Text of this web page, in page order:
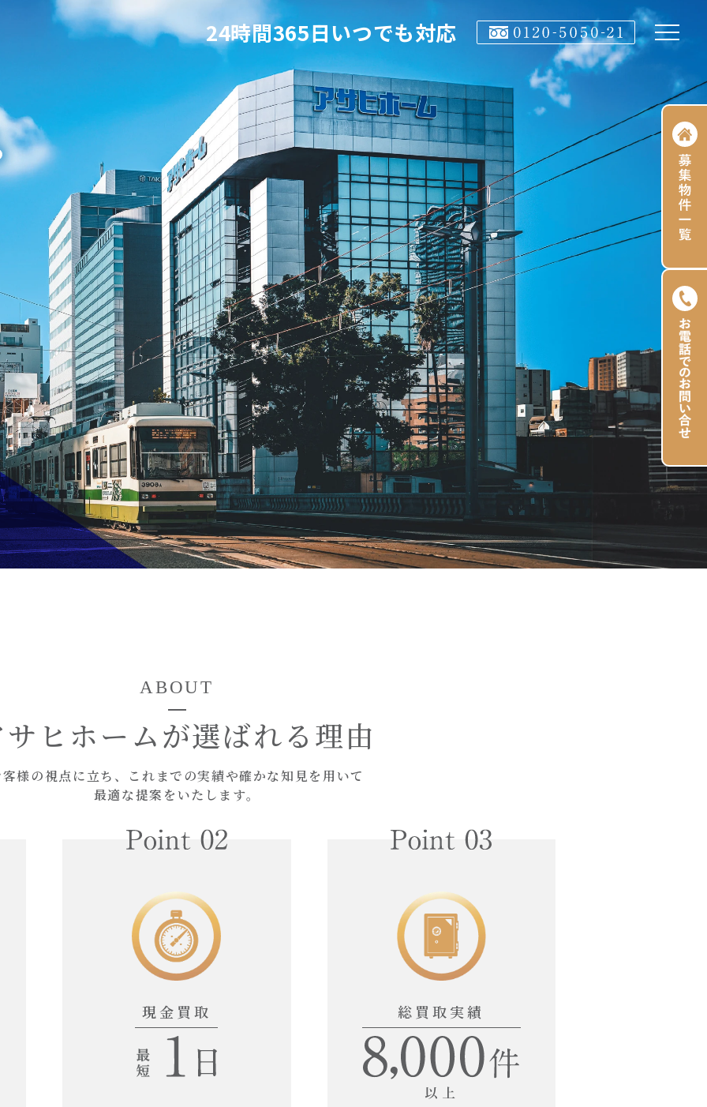
24時間365日いつでも対応
ABOUT
サヒホームが選ばれる理由
客様 の 視 点 に 立ち 、 こ れ まで の実績や確かな知 見 を 用 いて
最適な 提案 を いた し ま す。
現金買取 総買取実績